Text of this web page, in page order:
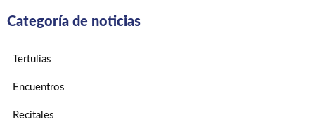
Categoría de noticias
Tertulias
Encuentros
Recitales